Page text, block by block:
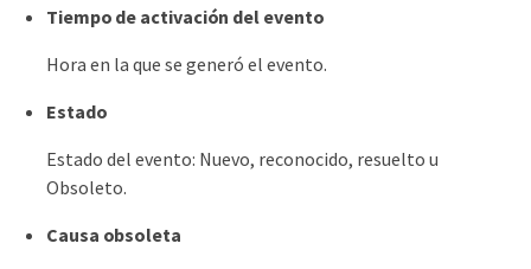
Tiempo de activación del evento
Hora en la que se generó el evento.
Estado
Estado del evento: Nuevo, reconocido, resuelto u
Obsoleto.
Causa obsoleta